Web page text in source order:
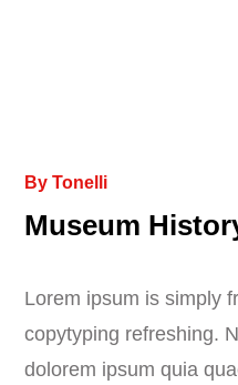
ByTonelli
Museum
Lorem ipsum is simply
copytyping refreshing.
dolorem ipsum quia